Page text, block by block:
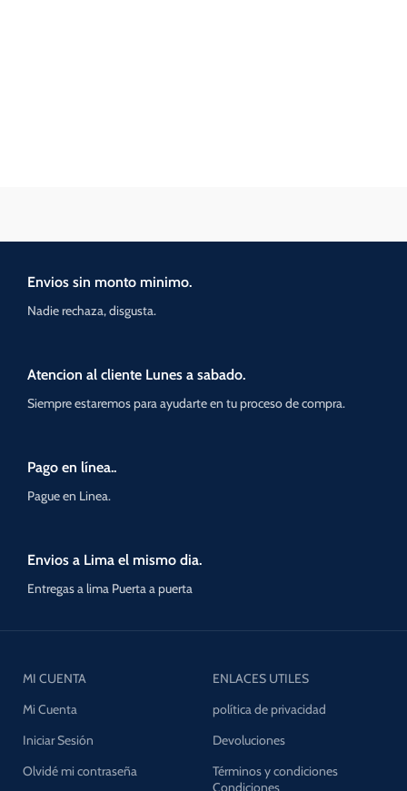
Envios sin monto minimo.
Nadie rechaza, disgusta.
Atencion al cliente Lunes a sabado.
Siempre estaremos para ayudarte en tu proceso de compra.
Pago en línea..
Pague en Linea.
Envios a Lima el mismo dia.
Entregas a lima Puerta a puerta
MI CUENTA
Mi Cuenta
Iniciar Sesión
Olvidé mi contraseña
ENLACES UTILES
política de privacidad
Devoluciones
Términos y condiciones
Condiciones